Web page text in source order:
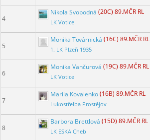
4
Nikola Svobodná (20C) 89.MČR RL
LK Votice
5
Monika Továrnická (16C) 89.MČR RL
1. LK Plzeň 1935
6
Monika Vančurová (19C) 89.MČR RL
LK Votice
7
Mariia Kovalenko(16B) 89.MČR RL
Lukostřelba Prostějov
8
Barbora Brettlová (15D) 89.MČR RL
LK ESKA Cheb